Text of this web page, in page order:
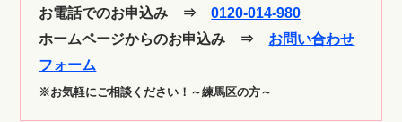
お電話でのお申込み ⇒0120-014-980
ホームページからのお申込み ⇒ お問い合わせ
フォーム
※お気軽にご相談ください！～練馬区の方～